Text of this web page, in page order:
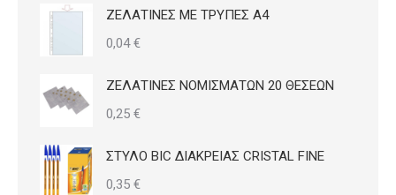
ΖΕΛΑΤΙΝΕΣ ΜΕ ΤΡΥΠΕΣ Α4
0,04€
ΖΕΛΑΤΙΝΕΣ ΝΟΜΙΣΜΑΤΩΝ 20 ΘΕΣΕΩΝ
0,25 €
ΣΤΥΛΟ BIC ΔΙΑΚΡΕΙΑΣ CRISTAL FINE
0,35 €